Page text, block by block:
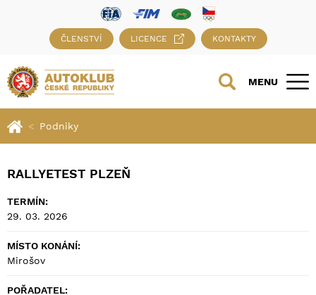
ČLENSTVÍ LICENCE KONTAKTY
MENU
Podniky
RALLYETEST PLZEŇ
TERMÍN:
29. 03. 2026
MÍSTO KONÁNÍ:
Mirošov
POŘADATEL: